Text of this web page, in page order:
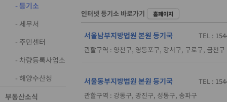
- 등기소
- 세무서
- 주민센터
- 차량등록사업소
- 해양수산청
부동산소식
인터넷 등기소 바로가기 홈페이지
서울남부지방법원 본원 등기국
TEL :
관할구역 : 양천구, 영등포구, 강서구, 구로구, 금천구
서울동부지방법원 본원 등기국
TEL :
관할구역 : 강동구, 광진구, 성동구, 송파구